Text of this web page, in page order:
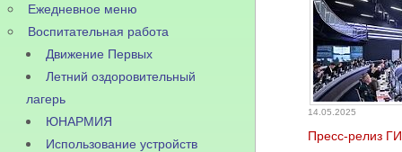
Ежедневное меню
Воспитательная работа
Движение Первых
Летний оздоровительный
лагерь
ЮНАРМИЯ
Использование устройств
14.05.2025
Пресс-релиз